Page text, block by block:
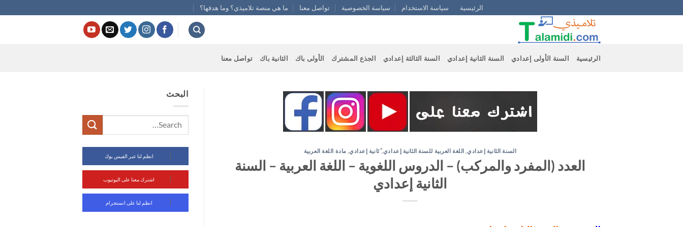
to
الرئيسية سياسة الاستخدام سياسة الخصوصية تواصل معنا ما هي منصة تلاميذي؟ وما هدفها؟
الرئيسية السنة الأولى إعدادي السنة الثانية إعدادي السنة الثالثة إعدادي الجذع المشترك الأولى باك الثانية باك تواصل معنا
السنة الثانية إعدادي, اللغة العربية للسنة الثانية إعدادي,ُثانية إعدادي مادة اللغة العربية
العدد (المفرد والمركب) – الدروس اللغوية – اللغة العربية – السنة
الثانية إعدادي
البحث
انظم لنا عبر الفيس بوك
اشترك معنا على اليوتيوب
انظم لنا على انستجرام